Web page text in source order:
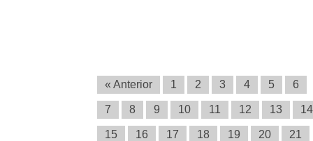
« Anterior 1 2 3 4 5 6
7 8 9 10 11 12 13 14
15 16 17 18 19 20 21